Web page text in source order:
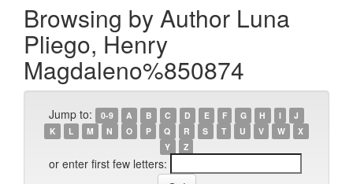
Browsing by Author Luna
Pliego, Henry
Magdaleno%850874
Jump to: 0-9 A B C D E F G H I
J
K
L M N O P Q R S T U V W
X
Y
Z
or enter first few letters: